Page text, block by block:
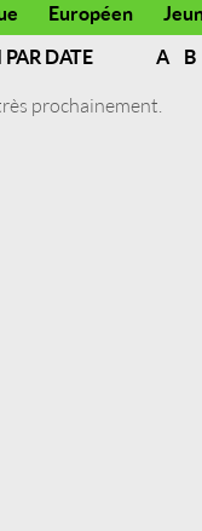
Européen
PAR DATE A
B
prochainement.